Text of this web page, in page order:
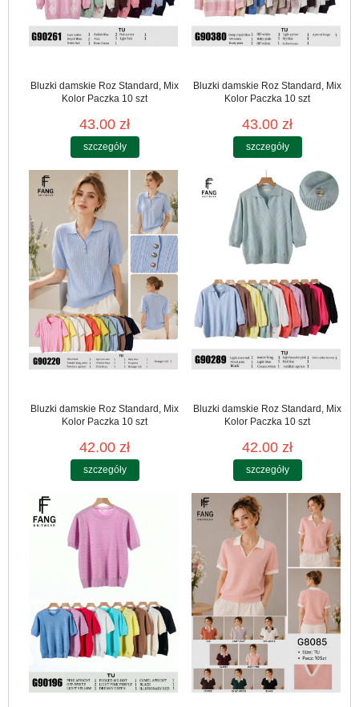
Bluzki damskie Roz Standard, Mix
Kolor Paczka 10 szt
43.00 zł
szczegóły
Bluzki damskie Roz Standard, Mix
Kolor Paczka 10 szt
43.00 zł
szczegóły
Bluzki damskie Roz Standard, Mix
Kolor Paczka 10 szt
42.00 zł
szczegóły
Bluzki damskie Roz Standard, Mix
Kolor Paczka 10 szt
42.00 zł
szczegóły